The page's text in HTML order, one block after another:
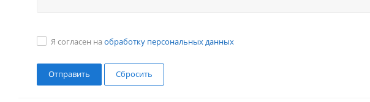
Я согласен на обработку персональных данных
Сбросить